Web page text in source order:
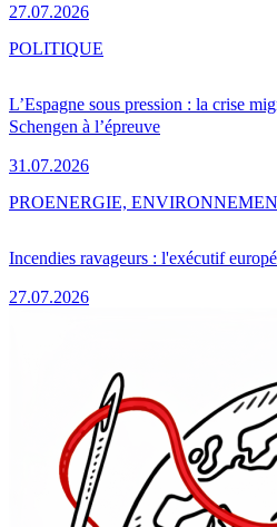
27.07.2026
L’Espagne sous pression : la crise
Schengen à l’épreuve
31.07.2026
POLITIQUE
Incendies ravageurs : l'exécutif
27.07.2026
PROENERGIE,